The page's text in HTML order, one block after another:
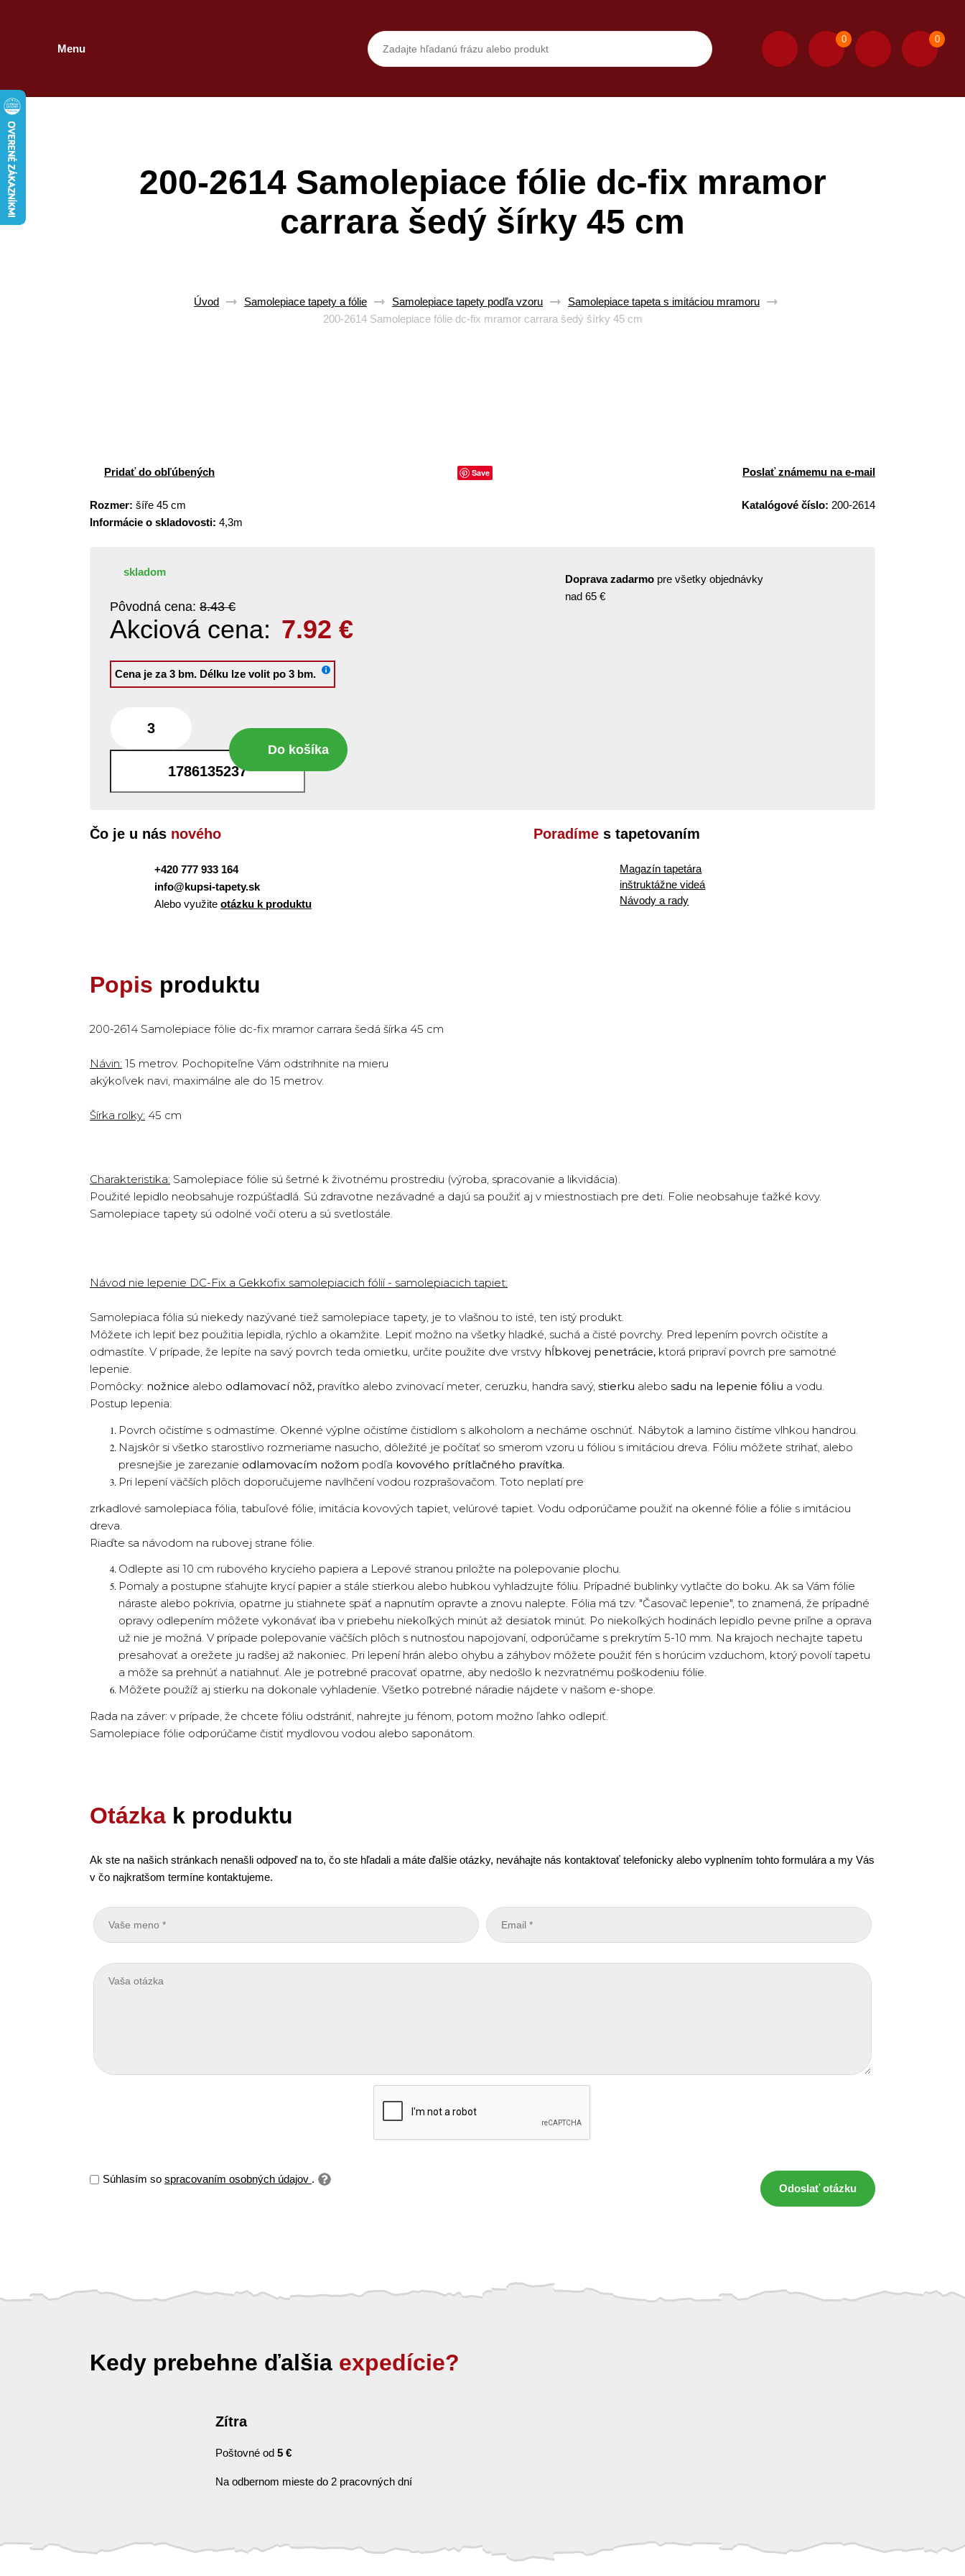
Menu
0 0
200-2614 Samolepiace fólie dc-fix mramor
carrara šedý šírky 45 cm
Úvod Samolepiace tapety a fólie Samolepiace tapety podľa vzoru
Samolepiace tapeta s imitáciou mramoru
200-2614 Samolepiace fólie dc-fix mramor carrara šedý šírky 45 cm
Pridať do obľúbených Save Poslať známemu na e-mail
Rozmer: šíře 45 cm Katalógové číslo: 200-2614
Informácie o skladovosti: 4,3m
skladom
Pôvodná cena: 8.43 €
Akciová cena: 7.92 €
Cena je za 3 bm. Délku lze volit po 3 bm.
bm
Do košíka
Doprava zadarmo pre všetky objednávky
nad 65 €
Čo je u nás nového
+420 777 933 164
info@kupsi-tapety.sk
Alebo využite otázku k produktu
Poradíme s tapetovaním
Magazín tapetára
inštruktážne videá
Návody a rady
Popis produktu
200-2614 Samolepiace fólie dc-fix mramor carrara šedá šírka 45 cm
Návin: 15 metrov. Pochopiteľne Vám odstrihnite na mieru
akýkoľvek navi, maximálne ale do 15 metrov.
Šírka rolky: 45 cm
Charakteristika: Samolepiace fólie sú šetrné k životnému prostrediu (výroba, spracovanie a likvidácia).
Použité lepidlo neobsahuje rozpúšťadlá. Sú zdravotne nezávadné a dajú sa použiť aj v miestnostiach pre deti. Folie neobsahuje ťažké kovy.
Samolepiace tapety sú odolné voči oteru a sú svetlostále.
Návod nie lepenie DC-Fix a Gekkofix samolepiacich fólií - samolepiacich tapiet:
Samolepiaca fólia sú niekedy nazývané tiež samolepiace tapety, je to vlašnou to isté, ten istý produkt.
Môžete ich lepiť bez použitia lepidla, rýchlo a okamžite. Lepiť možno na všetky hladké, suchá a čisté povrchy. Pred lepením povrch očistíte a
odmastíte. V prípade, že lepíte na savý povrch teda omietku, určite použite dve vrstvy hĺbkovej penetrácie, ktorá pripraví povrch pre samotné
lepenie.
Pomôcky: nožnice alebo odlamovací nôž, pravítko alebo zvinovací meter, ceruzku, handra savý, stierku alebo sadu na lepenie fóliu a vodu.
Postup lepenia:
Povrch očistíme s odmastíme. Okenné výplne očistíme čistidlom s alkoholom a necháme oschnúť. Nábytok a lamino čistíme vlhkou handrou.
Najskôr si všetko starostlivo rozmeriame nasucho, dôležité je počítať so smerom vzoru u fóliou s imitáciou dreva. Fóliu môžete strihať, alebo
presnejšie je zarezanie odlamovacím nožom podľa kovového prítlačného pravítka.
Pri lepení väčších plôch doporučujeme navlhčení vodou rozprašovačom. Toto neplatí pre
zrkadlové samolepiaca fólia, tabuľové fólie, imitácia kovových tapiet, velúrové tapiet. Vodu odporúčame použiť na okenné fólie a fólie s imitáciou
dreva.
Riaďte sa návodom na rubovej strane fólie.
Odlepte asi 10 cm rubového krycieho papiera a Lepové stranou priložte na polepovanie plochu.
Pomaly a postupne sťahujte krycí papier a stále stierkou alebo hubkou vyhladzujte fóliu. Prípadné bublinky vytlačte do boku. Ak sa Vám fólie
náraste alebo pokrivia, opatrne ju stiahnete späť a napnutím opravte a znovu nalepte. Fólia má tzv. "Časovač lepenie", to znamená, že prípadné
opravy odlepením môžete vykonávať iba v priebehu niekoľkých minút až desiatok minút. Po niekoľkých hodinách lepidlo pevne priľne a oprava
už nie je možná. V prípade polepovanie väčších plôch s nutnosťou napojovaní, odporúčame s prekrytím 5-10 mm. Na krajoch nechajte tapetu
presahovať a orežete ju radšej až nakoniec. Pri lepení hrán alebo ohybu a záhybov môžete použiť fén s horúcim vzduchom, ktorý povolí tapetu
a môže sa prehnúť a natiahnuť. Ale je potrebné pracovať opatrne, aby nedošlo k nezvratnému poškodeniu fólie.
Môžete použíž aj stierku na dokonale vyhladenie. Všetko potrebné náradie nájdete v našom e-shope.
Rada na záver: v prípade, že chcete fóliu odstrániť, nahrejte ju fénom, potom možno ľahko odlepiť.
Samolepiace fólie odporúčame čistiť mydlovou vodou alebo saponátom.
Otázka k produktu
Ak ste na našich stránkach nenašli odpoveď na to, čo ste hľadali a máte ďalšie otázky, neváhajte nás kontaktovať telefonicky alebo vyplnením tohto formulára a my Vás
v čo najkratšom termíne kontaktujeme.
Súhlasím so spracovaním osobných údajov .
Odoslať otázku
Kedy prebehne ďalšia expedície?
Zítra
Poštovné od 5 €
Na odbernom mieste do 2 pracovných dní